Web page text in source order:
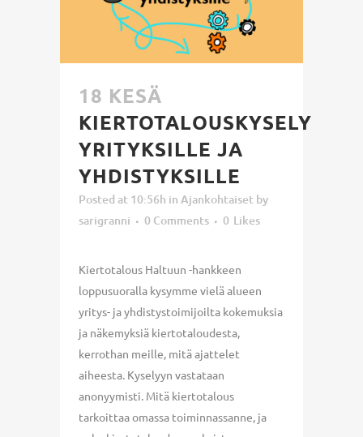
18 KESÄ
KIERTOTALOUSKYSELY
YRITYKSILLE JA
YHDISTYKSILLE
Posted at 10:56h in Ajankohtaiset by
sarigranni
0 Comments 0 Likes
Kiertotalous Haltuun -hankkeen
loppusuoralla kysymme vielä alueen
yritys- ja yhdistystoimijoilta kokemuksia
ja näkemyksiä kiertotaloudesta,
kerrothan meille, mitä ajattelet
aiheesta. Kyselyyn vastataan
anonyymisti. Mitä kiertotalous
tarkoittaa omassa toiminnassanne, ja